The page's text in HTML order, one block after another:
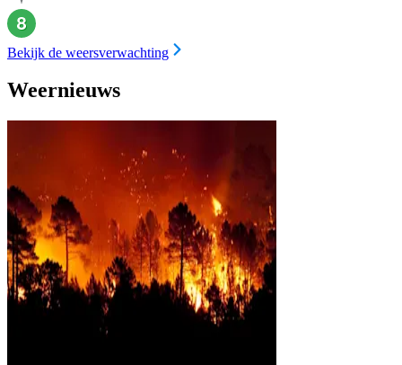
Bekijk de weersverwachting
Weernieuws